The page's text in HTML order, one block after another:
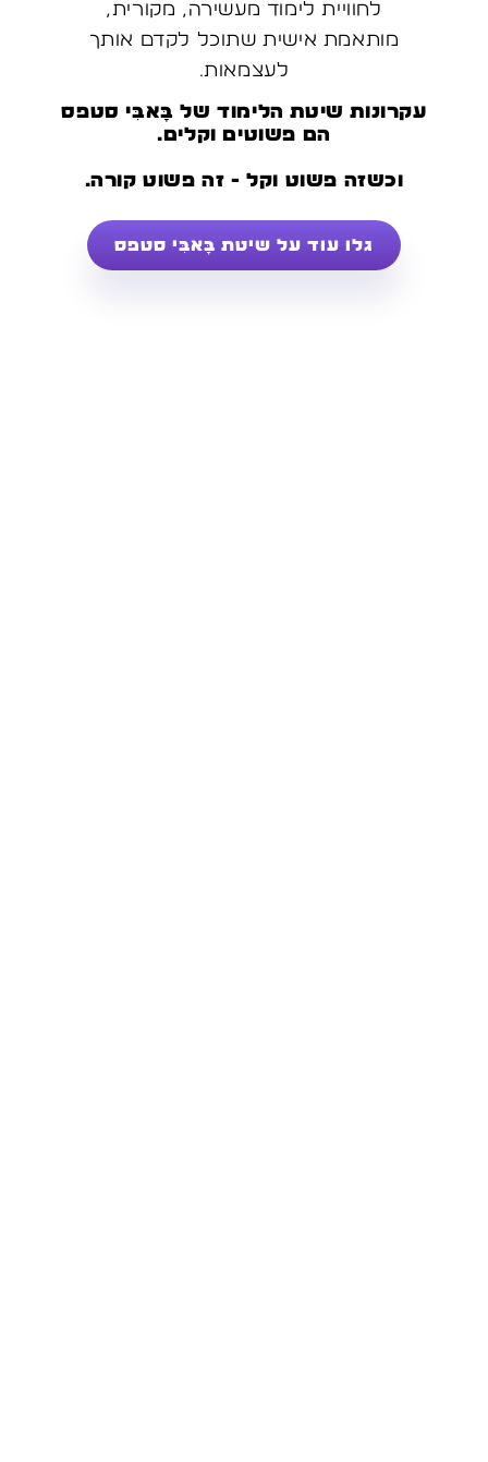
לחוויית לימוד מעשירה, מקורית,
מותאמת אישית שתוכל לקדם אותך
לעצמאות.
עקרונות שיטת הלימוד של בָּאבִּי סטפס
הם פשוטים וקלים.
וכשזה פשוט וקל - זה פשוט קורה…
גלו עוד על שיטת בָּאבִּי סטפס